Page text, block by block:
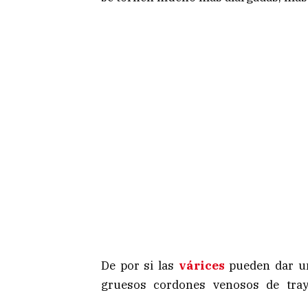
De por si las várices pueden dar
gruesos cordones venosos de